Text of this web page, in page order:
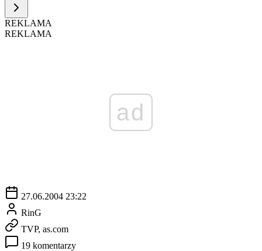
REKLAMA
REKLAMA
ad
27.06.2004 23:22
RinG
TVP, as.com
19 komentarzy